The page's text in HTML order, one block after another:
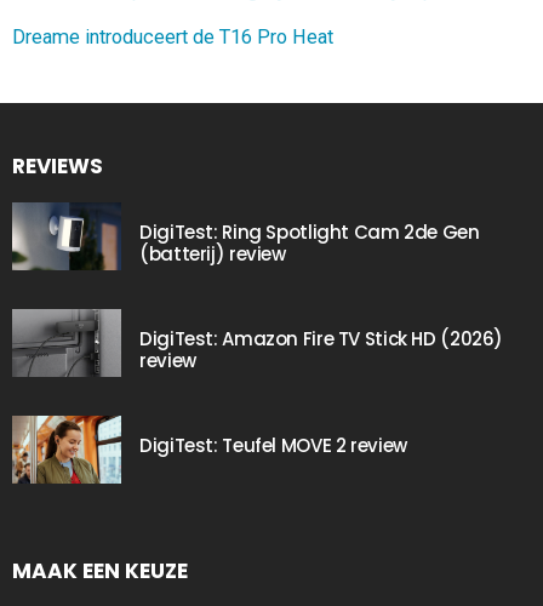
Dreame introduceert de T16 Pro Heat
REVIEWS
DigiTest: Ring Spotlight Cam 2de Gen
(batterij) review
DigiTest: Amazon Fire TV Stick HD (2026)
review
DigiTest: Teufel MOVE 2 review
MAAK EEN KEUZE